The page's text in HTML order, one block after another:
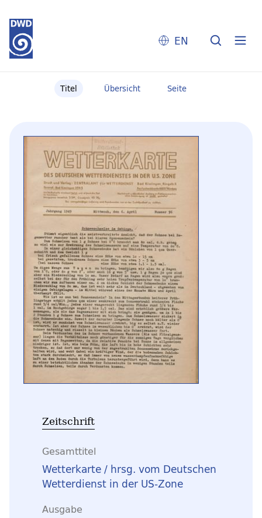
EN
Titel Übersicht Seite
Zeitschrift
Gesamttitel
Wetterkarte / hrsg. vom Deutschen
Wetterdienst in der US-Zone
Ausgabe